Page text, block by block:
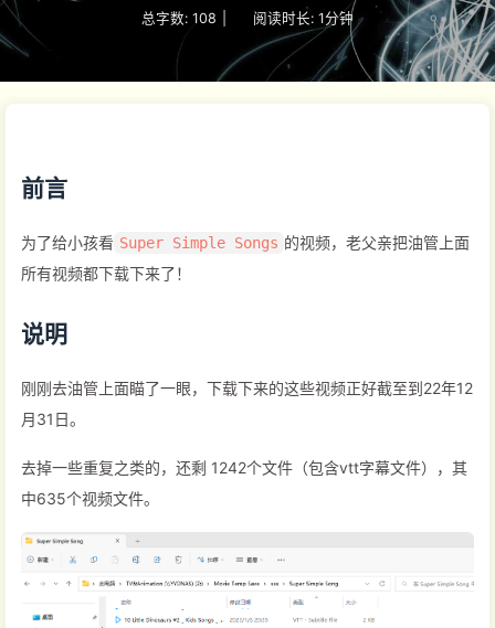
总字数: 108 阅读时长: 1分钟
前言
为了给小孩看 Super Simple Songs 的视频，老父亲把油管上面
所有视频都下载下来了！
说明
刚刚去油管上面瞄了一眼，下载下来的这些视频正好截至到22年12
月31日。
去掉一些重复之类的，还剩 1242个文件（包含vtt字幕文件），其
中635个视频文件。